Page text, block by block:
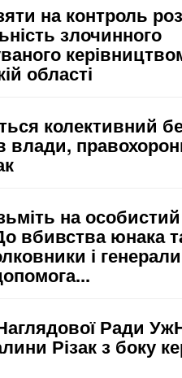
на контроль
злочинного
області
колективний
на
вбивства юнака
і генерали
Ради
Різак з боку